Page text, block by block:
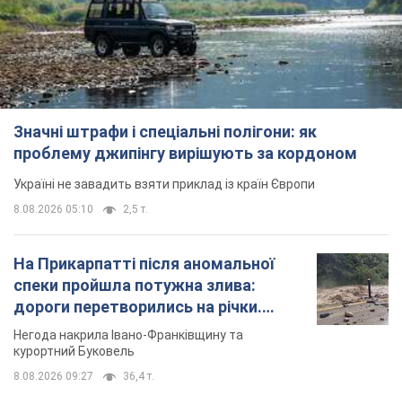
Значні штрафи і спеціальні полігони: як
проблему джипінгу вирішують за кордоном
Україні не завадить взяти приклад із країн Європи
8.08.2026 05:10 2,5 т.
На Прикарпатті після аномальної
спеки пройшла потужна злива:
дороги перетворились на річки.
Відео
Негода накрила Івано-Франківщину та
курортний Буковель
8.08.2026 09:27 36,4 т.